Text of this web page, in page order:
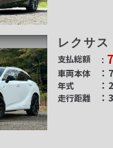
レクサス
支払総額
車両本体
年式
走行距離